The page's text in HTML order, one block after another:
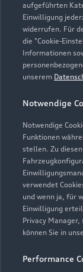
aufgeführten
Einwilligung
widerrufen. Für
die "Cookie-
Informationen
unserem
Notwendige
Notwendige
Funktionen
stellen. Zu
verwendet
und wenn ja, für
Einwilligung
Privacy
können Sie in
Performance
Modelle
Alle Modelle
Modelle
Elektromodelle
Kaufen &
Service &